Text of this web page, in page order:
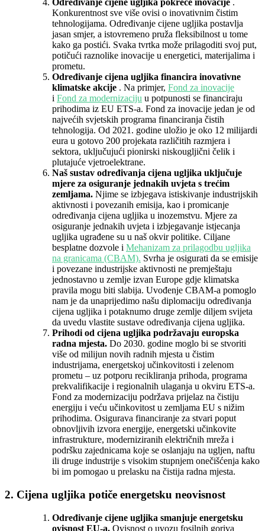
Određivanje cijene ugljika pokreće inovacije .
Konkurentnost sve više ovisi o inovativnim čistim
tehnologijama. Određivanje cijene ugljika postavlja
jasan smjer, a istovremeno pruža fleksibilnost u tome
kako ga postići. Svaka tvrtka može prilagoditi svoj put,
potičući raznolike inovacije u energetici, materijalima i
prometu.
Određivanje cijena ugljika financira inovativne
klimatske akcije . Na primjer, Fond za inovacije
i Fond za modernizaciju u potpunosti se financiraju
prihodima iz EU ETS-a. Fond za inovacije jedan je od
najvećih svjetskih programa financiranja čistih
tehnologija. Od 2021. godine uložio je oko 12 milijardi
eura u gotovo 200 projekata različitih razmjera i
sektora, uključujući pionirski niskougljični čelik i
plutajuće vjetroelektrane.
Naš sustav određivanja cijena ugljika uključuje
mjere za osiguranje jednakih uvjeta s trećim
zemljama. Njime se izbjegava istiskivanje industrijskih
aktivnosti i povezanih emisija, kao i promicanje
određivanja cijena ugljika u inozemstvu. Mjere za
osiguranje jednakih uvjeta i izbjegavanje istjecanja
ugljika ugrađene su u naš okvir politike. Ciljane
besplatne dozvole i Mehanizam za prilagodbu ugljika
na granicama (CBAM). Svrha je osigurati da se emisije
i povezane industrijske aktivnosti ne premještaju
jednostavno u zemlje izvan Europe gdje klimatska
pravila mogu biti slabija. Uvođenje CBAM-a pomoglo
nam je da unaprijedimo našu diplomaciju određivanja
cijena ugljika i potaknumo druge zemlje diljem svijeta
da uvedu vlastite sustave određivanja cijena ugljika.
Prihodi od cijena ugljika podržavaju europska
radna mjesta. Do 2030. godine moglo bi se stvoriti
više od milijun novih radnih mjesta u čistim
industrijama, energetskoj učinkovitosti i zelenom
prometu – uz potporu recikliranja prihoda, programa
prekvalifikacije i regionalnih ulaganja u okviru ETS-a.
Fond za modernizaciju podržava prijelaz na čistiju
energiju i veću učinkovitost u zemljama EU s nižim
prihodima. Osigurava financiranje za stvari poput
obnovljivih izvora energije, energetski učinkovite
infrastrukture, moderniziranih električnih mreža i
podršku zajednicama koje se oslanjaju na ugljen, naftu
ili druge industrije s visokim stupnjem onečišćenja kako
bi im pomogao u prelasku na čistija radna mjesta.
2. Cijena ugljika potiče energetsku neovisnost
Određivanje cijene ugljika smanjuje energetsku
ovisnost EU-a. Ovisnost o uvozu fosilnih goriva